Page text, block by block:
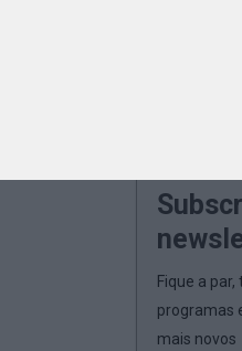
Fique a
programas
mais novos